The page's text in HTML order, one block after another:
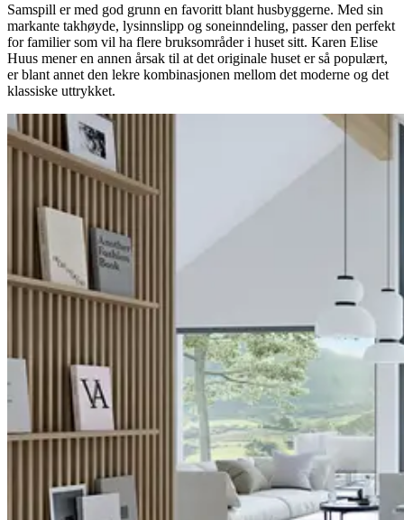
Samspill er med god grunn en favoritt blant husbyggerne. Med sin
markante takhøyde, lysinnslipp og soneinndeling, passer den perfekt
for familier som vil ha flere bruksområder i huset sitt. Karen Elise
Huus mener en annen årsak til at det originale huset er så populært,
er blant annet den lekre kombinasjonen mellom det moderne og det
klassiske uttrykket.